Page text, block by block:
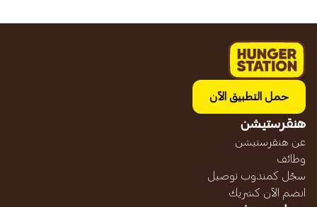
حمل التطبيق الآن
هنقرستيشن
عن هنقرستيشن
وظائف
سجّل كمندوب توصيل
انضم الآن كشريك